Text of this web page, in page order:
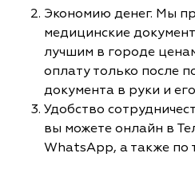
Экономию денег. Мы
медицинские
лучшим в городе
оплату только после
документа в руки и
Удобство
вы можете онлайн в
WhatsApp, а также по